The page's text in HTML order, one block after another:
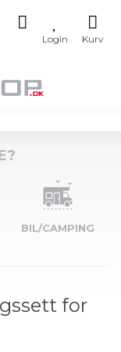
BIL/CAMPING
for